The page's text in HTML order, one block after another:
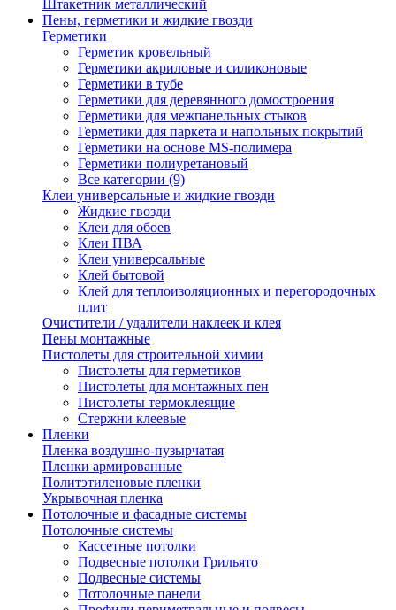
Штакетник металлический
Пены, герметики и жидкие гвозди
Герметики
Герметик кровельный
Герметики акриловые и силиконовые
Герметики в тубе
Герметики для деревянного домостроения
Герметики для межпанельных стыков
Герметики для паркета и напольных покрытий
Герметики на основе MS-полимера
Герметики полиуретановый
Все категории (9)
Клеи универсальные и жидкие гвозди
Жидкие гвозди
Клеи для обоев
Клеи ПВА
Клеи универсальные
Клей бытовой
Клей для теплоизоляционных и перегородочных
плит
Очистители / удалители наклеек и клея
Пены монтажные
Пистолеты для строительной химии
Пистолеты для герметиков
Пистолеты для монтажных пен
Пистолеты термоклеящие
Стержни клеевые
Пленки
Пленка воздушно-пузырчатая
Пленки армированные
Политэтиленовые пленки
Укрывочная пленка
Потолочные и фасадные системы
Потолочные системы
Кассетные потолки
Подвесные потолки Грильято
Подвесные системы
Потолочные панели